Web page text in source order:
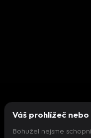
Váš prohlížeč
Bohužel nejsme